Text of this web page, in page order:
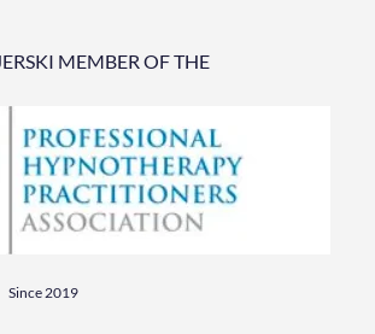
MEMBER OF THE
Since 2019